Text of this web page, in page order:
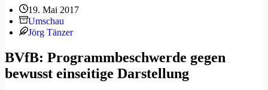
19. Mai 2017
Umschau
Jörg Tänzer
BVfB: Programmbeschwerde gegen
bewusst einseitige Darstellung